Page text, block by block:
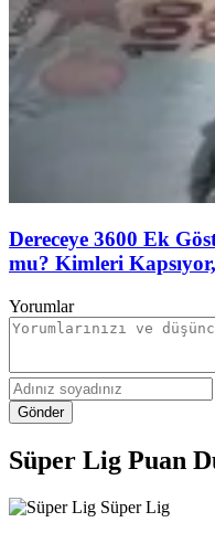
Dereceye 3600 Ek
mu? Kimleri
Yorumlar
Gönder
Süper Lig Puan
Süper Lig